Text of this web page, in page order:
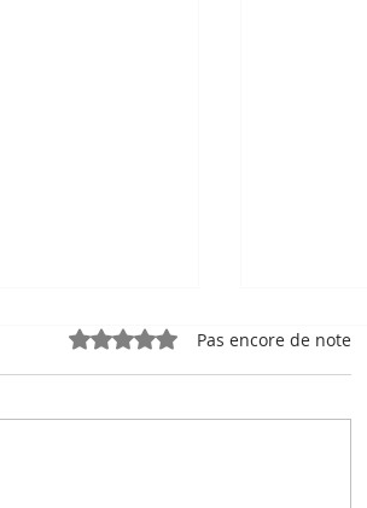
Noté 0 étoile sur 5.Pas encore de note